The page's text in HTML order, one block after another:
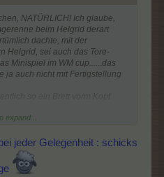
NATÜRLICH! Ich glaube,
beim Helgrid derart
dachte, mit der
Helgrid, sei auch das Tore-
Minispiel im WM cup......das
ja auch nicht mit Fertigstellung
expand...
jeder Gelegenheit : schicks